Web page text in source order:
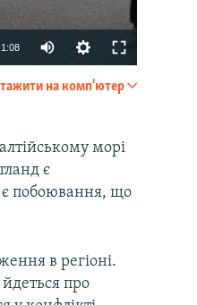
1:08
на комп'ютер
морі
є
є побоювання, що
в регіоні.
про